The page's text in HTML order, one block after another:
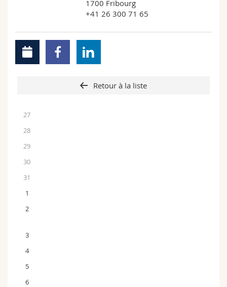
1700 Fribourg
+41 26 300 71 65
Retour à la liste
27
28
29
30
31
1
2
3
4
5
6